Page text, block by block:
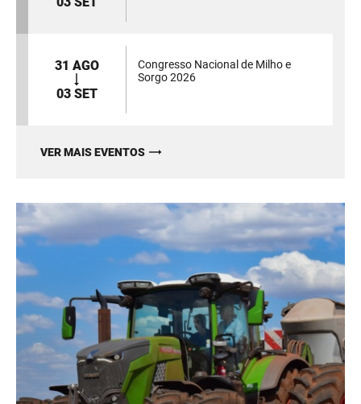
31 AGO
03 SET
Congresso Nacional de Milho e
Sorgo 2026
VER MAIS EVENTOS